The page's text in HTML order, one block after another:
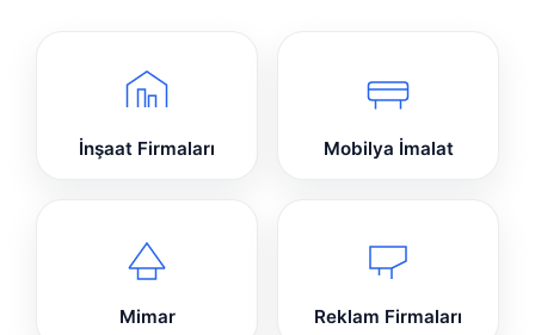
İnşaat Firmaları Mobilya İmalat
Mimar Reklam Firmaları